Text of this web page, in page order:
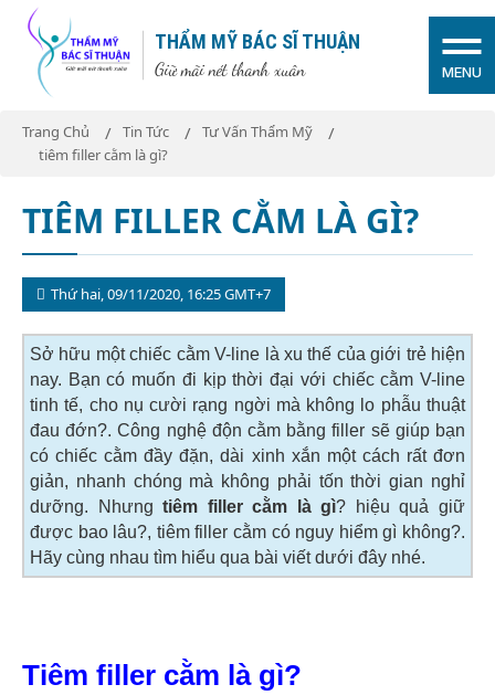
THẨM MỸ BÁC SĨ THUẬN
Giữ mãi nét thanh xuân MENU
Trang Chủ Tin Tức
Tư Vấn Thẩm Mỹ
tiêm filler cằm là gì?
TIÊM FILLER CẰM LÀ GÌ?
Thứ hai, 09/11/2020, 16:25 GMT+7
Sở hữu một chiếc cằm V-line là xu thế của giới trẻ hiện
nay. Bạn có muốn đi kịp thời đại với chiếc cằm V-line
tinh tế, cho nụ cười rạng ngời mà không lo phẫu thuật
đau đớn?. Công nghệ độn cằm bằng filler sẽ giúp bạn
có chiếc cằm đầy đặn, dài xinh xắn một cách rất đơn
giản, nhanh chóng mà không phải tốn thời gian nghỉ
dưỡng. Nhưngtiêm filler cằm là gì? hiệu quả giữ
được bao lâu?, tiêm filler cằm có nguy hiểm gì không?.
Hãy cùng nhau tìm hiểu qua bài viết dưới đây nhé.
Tiêm filler cằm là gì?